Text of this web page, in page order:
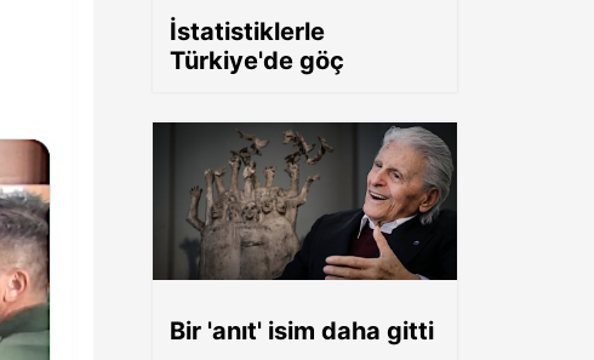
İstatistiklerle
Türkiye'de göç
Bir 'anıt' isim daha gitti